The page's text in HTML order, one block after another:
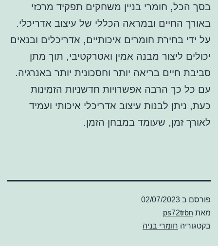
בסך הכל, חומרי בניין משחקים תפקיד מרכזי
באורך החיים ובמראה הכללי של עיצוב אדריכלי.
על ידי בחירת חומרים איכותיים, אדריכלים ובנאים
יכולים ליצור מבנה אמין ואטרקטיבי, תוך מתן
סביבת חיים בריאה יותר וחסכונית יותר באנרגיה.
עם כל כך הרבה אפשרויות חדשניות הזמינות
כעת, ניתן לבנות עיצוב אדריכלי איכותי ועמיד
לאורך זמן, שעומד במבחן הזמן.
פורסם ב 02/07/2023
מאת ps72trbn
בקטגוריה חומרי בניה